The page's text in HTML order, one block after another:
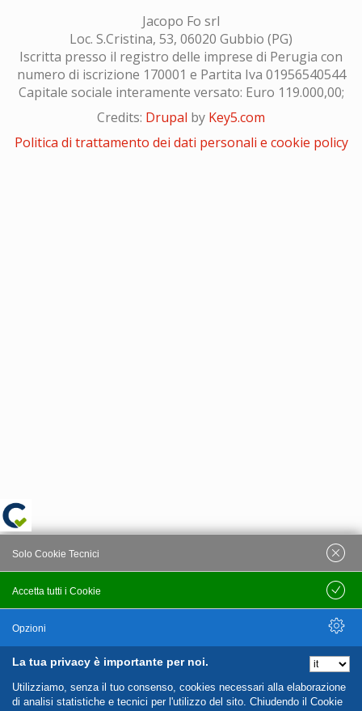
Jacopo Fo srl
Loc. S.Cristina, 53, 06020 Gubbio (PG)
Iscritta presso il registro delle imprese di Perugia con
numero di iscrizione 170001 e Partita Iva 01956540544
Capitale sociale interamente versato: Euro 119.000,00;
Credits: Drupal by Key5.com
Politica di trattamento dei dati personali e cookie policy
La tua privacy è importante per noi.
Utilizziamo, senza il tuo consenso, cookies necessari alla elaborazione
di analisi statistiche e tecnici per l'utilizzo del sito. Chiudendo il Cookie
Accetta tutti i Cookie
Solo Cookie Tecnici
Salva
Opzioni
Nascondi Opzioni